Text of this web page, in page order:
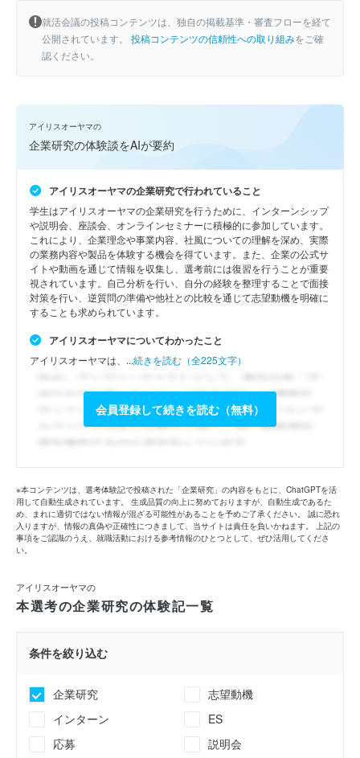
就活会議の投稿コンテンツは、独自の掲載基準・審査フローを経て
公開されています。 投稿コンテンツの信頼性への取り組みをご確
認ください。
アイリスオーヤマの
企業研究の体験談をAIが要約
アイリスオーヤマの企業研究で行われていること
学生はアイリスオーヤマの企業研究を行うために、インターンシップ
や説明会、座談会、オンラインセミナーに積極的に参加しています。
これにより、企業理念や事業内容、社風についての理解を深め、実際
の業務内容や製品を体験する機会を得ています。また、企業の公式サ
イトや動画を通じて情報を収集し、選考前には復習を行うことが重要
視されています。自己分析を行い、自分の経験を整理することで面接
対策を行い、逆質問の準備や他社との比較を通じて志望動機を明確に
することも求められています。
アイリスオーヤマについてわかったこと
アイリスオーヤマは、...続きを読む（全225文字）
会員登録して続きを読む（無料）
※本コンテンツは、選考体験記で投稿された「企業研究」の内容をもとに、ChatGPTを活
用して自動生成されています。 生成品質の向上に努めておりますが、自動生成であるた
め、まれに適切ではない情報が混ざる可能性があることを予めご了承ください。 誠に恐れ
入りますが、情報の真偽や正確性につきまして、当サイトは責任を負いかねます。 上記の
事項をご認識のうえ、就職活動における参考情報のひとつとして、ぜひ活用してくださ
い。
アイリスオーヤマの
本選考の企業研究の体験記一覧
条件を絞り込む
企業研究
志望動機
インターン
ES
応募
説明会